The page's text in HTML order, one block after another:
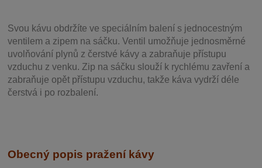
Svou kávu obdržíte ve speciálním balení s jednocestným
ventilem a zipem na sáčku. Ventil umožňuje jednosměrné
uvolňování plynů z čerstvé kávy a zabraňuje přístupu
vzduchu z venku. Zip na sáčku slouží k rychlému zavření a
zabraňuje opět přístupu vzduchu, takže káva vydrží déle
čerstvá i po rozbalení.
Obecný popis pražení kávy